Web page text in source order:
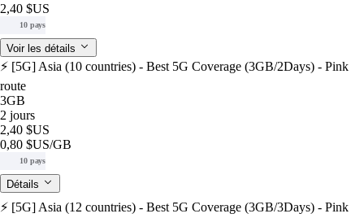
2,40 $US
10 pays
Voir les détails
⚡️ [5G] Asia (10 countries) - Best 5G Coverage (3GB/2Days) - Pink
route
3GB
2 jours
2,40 $US
0,80 $US/GB
10 pays
Détails
⚡️ [5G] Asia (12 countries) - Best 5G Coverage (3GB/3Days) - Pink